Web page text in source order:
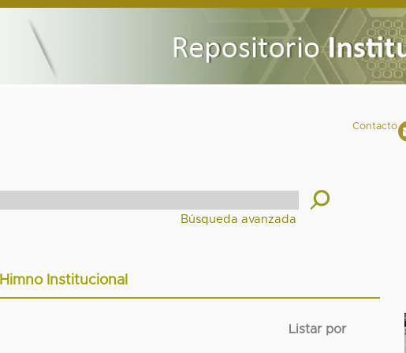
Contacto
Institucional
Listar por